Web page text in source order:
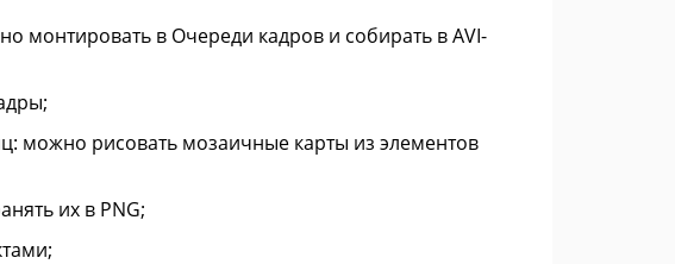
монтировать в Очереди кадров и собирать в AVI-
можно рисовать мозаичные карты из элементов
их в PNG;